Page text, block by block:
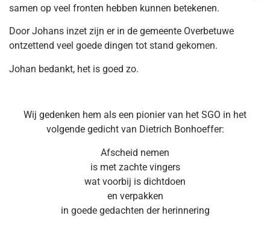
samen op veel fronten hebben kunnen betekenen.
Door Johans inzet zijn er in de gemeente Overbetuwe
ontzettend veel goede dingen tot stand gekomen.
Johan bedankt, het is goed zo.
Wij gedenken hem als een pionier van het SGO in het
volgende gedicht van Dietrich Bonhoeffer:
Afscheid nemen
is met zachte vingers
wat voorbij is dichtdoen
en verpakken
in goede gedachten der herinnering